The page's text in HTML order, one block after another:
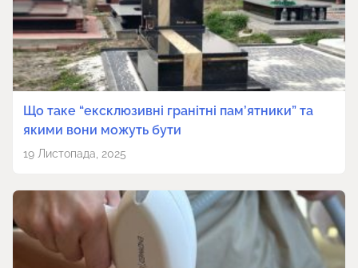
Що таке “ексклюзивні гранітні пам’ятники” та
якими вони можуть бути
19 Листопада, 2025